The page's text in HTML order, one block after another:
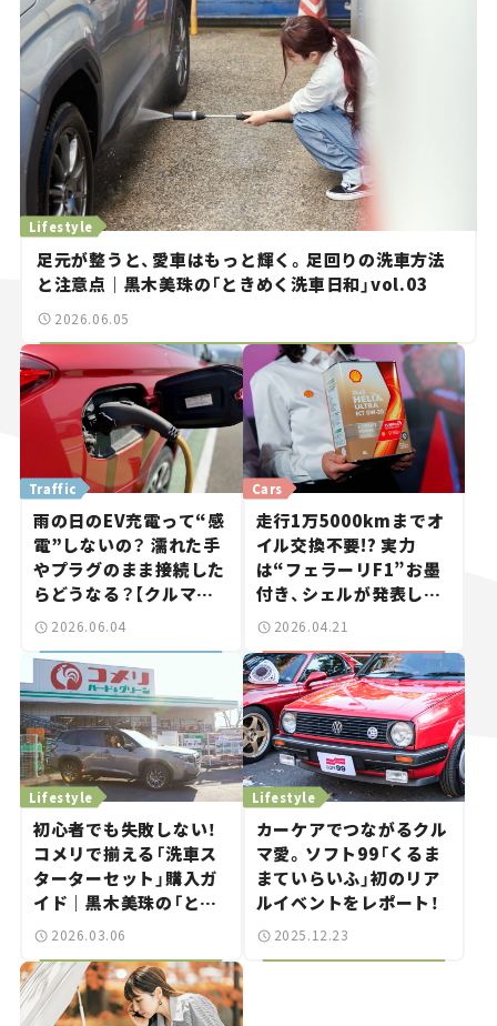
Lifestyle
足元が整うと、愛車はもっと輝く。足回りの洗車方法
と注意点｜黒木美珠の「ときめく洗車日和」vol.03
2026.06.05
Traffic
雨の日のEV充電って“感
電”しないの？ 濡れた手
やプラグのまま接続した
らどうなる？【クルマの
知識】
2026.06.04
Cars
走行1万5000kmまでオ
イル交換不要!? 実力
は“フェラーリF1”お墨
付き、シェルが発表した
新エンジンオイルが、僕
する
2026.04.21
Lifestyle
初⼼者でも失敗しない！
コメリで揃える「洗⾞ス
ターターセット」購入ガ
イド｜黒木美珠の「とき
めく洗車日和」vol.01
2026.03.06
Lifestyle
カーケアでつながるクル
マ愛。ソフト99「くるま
まていらいふ」初のリア
ルイベントをレポート！
2025.12.23